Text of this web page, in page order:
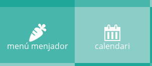
menú menjador calendari